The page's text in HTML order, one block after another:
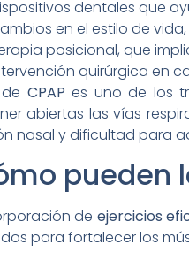
dentales que
en el estilo de
posicional, que
quirúrgica en
CPAP es uno de los
abiertas las vías
nasal y dificultad para
pueden
de ejercicios
para fortalecer los